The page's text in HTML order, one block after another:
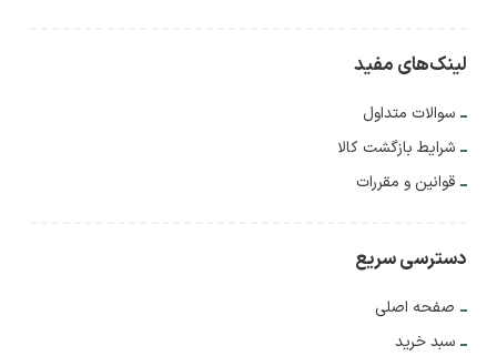
لینک‌های مفید
سوالات متداول
شرایط بازگشت کالا
قوانین و مقررات
دسترسی سریع
صفحه اصلی
سبد خرید